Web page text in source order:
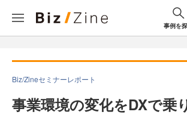
事例を
Biz/Zineセミナーレポート
事業環境の変化をDXで乗